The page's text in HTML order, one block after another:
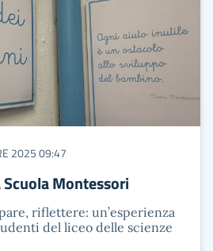
2025 09:47
Montessori
riflettere: un’esperienza
del liceo delle scienze